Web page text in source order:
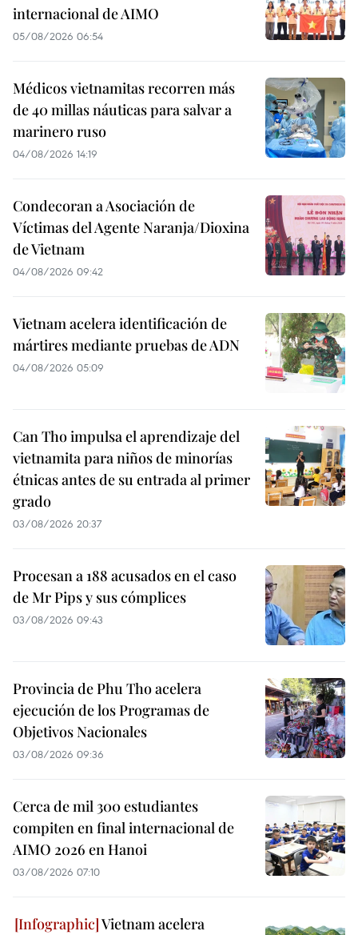
internacional de AIMO
05/08/2026 06:54
Médicos vietnamitas recorren más
de 40 millas náuticas para salvar a
marinero ruso
04/08/2026 14:19
Condecoran a Asociación de
Víctimas del Agente Naranja/Dioxina
de Vietnam
04/08/2026 09:42
Vietnam acelera identificación de
mártires mediante pruebas de ADN
04/08/2026 05:09
Can Tho impulsa el aprendizaje del
vietnamita para niños de minorías
étnicas antes de su entrada al primer
grado
03/08/2026 20:37
Procesan a 188 acusados en el caso
de Mr Pips y sus cómplices
03/08/2026 09:43
Provincia de Phu Tho acelera
ejecución de los Programas de
Objetivos Nacionales
03/08/2026 09:36
Cerca de mil 300 estudiantes
compiten en final internacional de
AIMO 2026 en Hanoi
03/08/2026 07:10
Vietnam acelera